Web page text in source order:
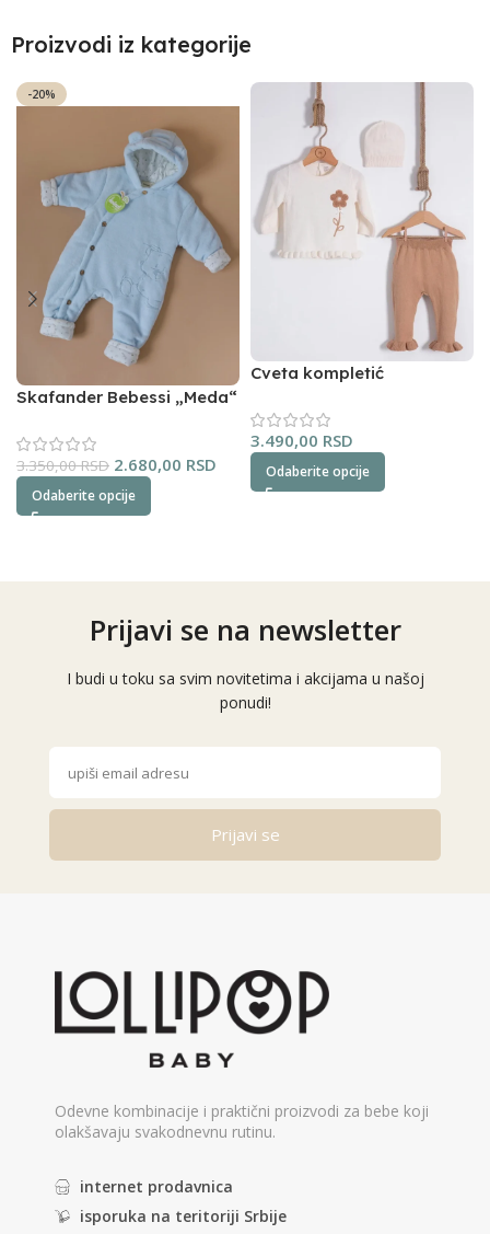
Proizvodi iz kategorije
-20%
Skafander Bebessi „Meda“
3.350,00RSD 2.680,00 RSD
Odaberite opcije
Cveta kompletić
3.490,00 RSD
Odaberite opcije
Prijavi se na newsletter
I budi u toku sa svim novitetima i akcijama u našoj
ponudi!
Prijavi se
Odevne kombinacije i praktični proizvodi za bebe koji
olakšavaju svakodnevnu rutinu.
internet prodavnica
isporuka na teritoriji Srbije